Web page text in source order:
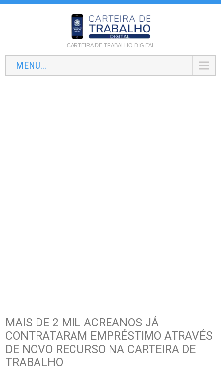
CARTEIRA DE TRABALHO DIGITAL
MENU...
MAIS DE 2 MIL ACREANOS JÁ
CONTRATARAM EMPRÉSTIMO ATRAVÉS
DE NOVO RECURSO NA CARTEIRA DE
TRABALHO